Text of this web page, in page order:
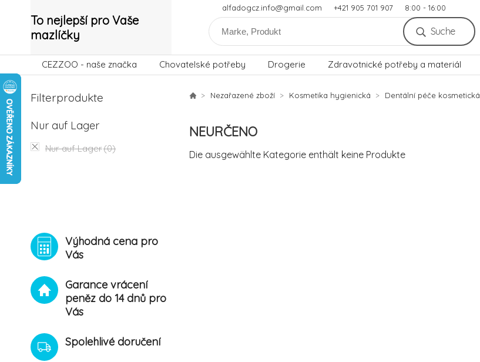
To nejlepší pro Vaše
mazlíčky
alfadogcz.info@gmail.com +421 905 701 907 8:00 - 16:00
Suche
CEZZOO - naše značka Chovatelské potřeby Drogerie Zdravotnické potřeby a materiál
Filterprodukte
Nur auf Lager
Nur auf Lager(0)
Výhodná cena pro
Vás
Garance vrácení
peněz do 14 dnů pro
Vás
Spolehlivé doručení
Nezařazené zboží Kosmetika hygienická Dentální péče kosmetická
NEURČENO
Die ausgewählte Kategorie enthält keine Produkte